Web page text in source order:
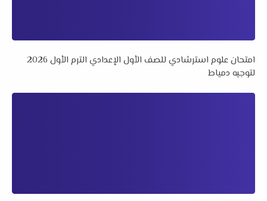
امتحان علوم استرشادي للصف الأول الإعدادي الترم الأول 2026
لتوجيه دمياط